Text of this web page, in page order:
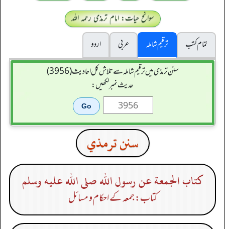
سوانح حیات: امام ترمذی رحمہ اللہ
تمام کتب
ترقیم شاملہ عربی
اردو
سنن ترمذی میں ترقیم شاملہ سے تلاش کل احادیث (3956)
حدیث نمبر لکھیں:
سنن ترمذي
كتاب الجمعة عن رسول الله صلى الله عليه وسلم
کتاب: جمعہ کے احکام و مسائل